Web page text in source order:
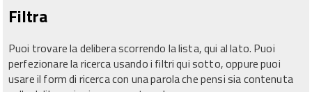
Filtra
Puoi trovare la delibera scorrendo la lista, qui al lato. Puoi
perfezionare la ricerca usando i filtri qui sotto, oppure puoi
usare il form di ricerca con una parola che pensi sia contenuta